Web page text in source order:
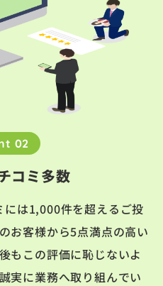
02
コミ多数
は1,000件を超えるご投
お客様から5点満点の高い
もこの評価に恥じないよ
実に業務へ取り組んでい